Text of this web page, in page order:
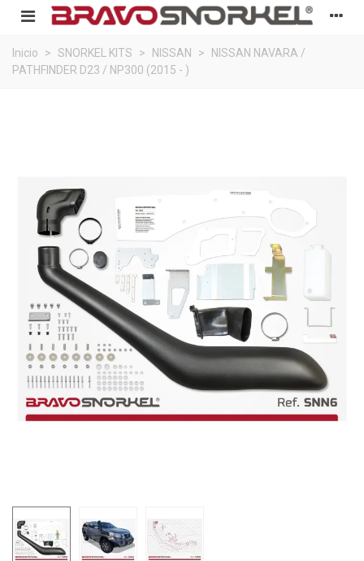
Inicio > SNORKEL KITS > NISSAN >
NISSAN NAVARA /
PATHFINDER D23 / NP300 (2015 - )